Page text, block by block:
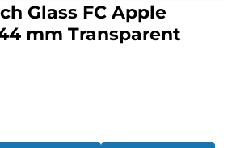
Glass FC Apple
mm Transparent